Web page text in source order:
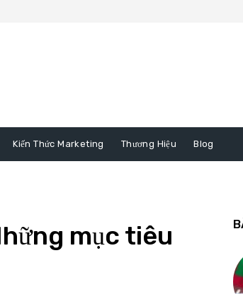
Kiến Thức Marketing Thương Hiệu Blog
mục tiêu